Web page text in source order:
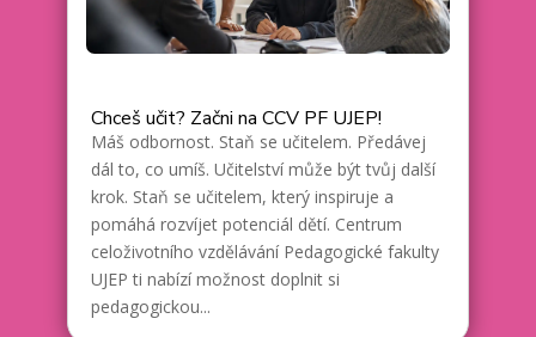
Chceš učit? Začni na CCV PF UJEP!
Máš odbornost. Staň se učitelem. Předávej
dál to, co umíš. Učitelství může být tvůj další
krok. Staň se učitelem, který inspiruje a
pomáhá rozvíjet potenciál dětí. Centrum
celoživotního vzdělávání Pedagogické fakulty
UJEP ti nabízí možnost doplnit si
pedagogickou...